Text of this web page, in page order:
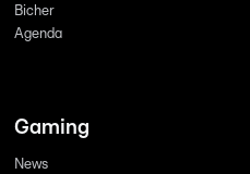
Bicher
Agenda
Gaming
News